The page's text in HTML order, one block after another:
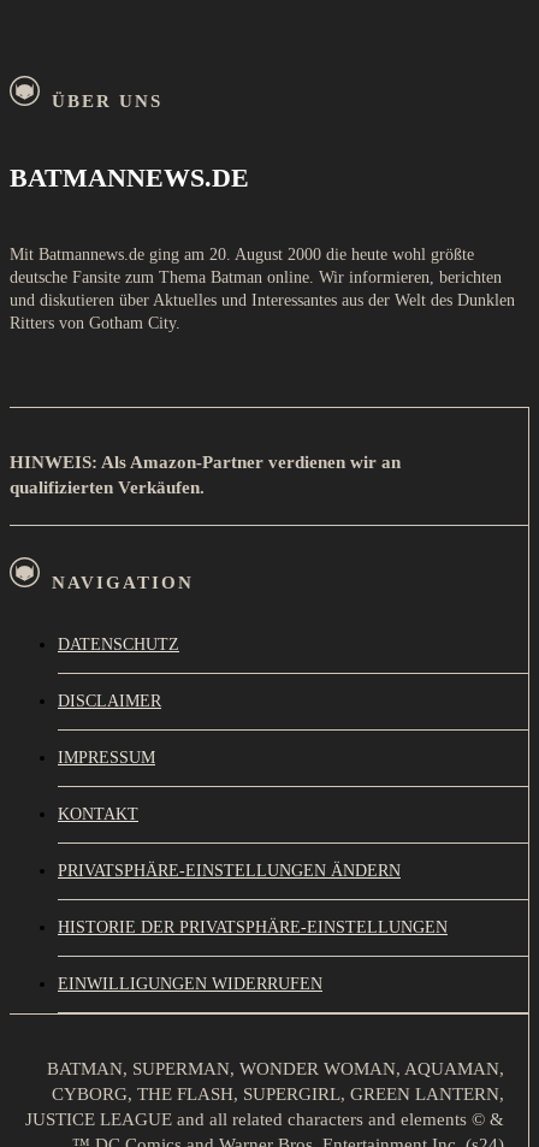
ÜBER UNS
BATMANNEWS.DE
Mit Batmannews.de ging am 20. August 2000 die heute wohl größte
deutsche Fansite zum Thema Batman online. Wir informieren, berichten
und diskutieren über Aktuelles und Interessantes aus der Welt des Dunklen
Ritters von Gotham City.
HINWEIS: Als Amazon-Partner verdienen wir an
qualifizierten Verkäufen.
NAVIGATION
DATENSCHUTZ
DISCLAIMER
IMPRESSUM
KONTAKT
PRIVATSPHÄRE-EINSTELLUNGEN ÄNDERN
HISTORIE DER PRIVATSPHÄRE-EINSTELLUNGEN
EINWILLIGUNGEN WIDERRUFEN
BATMAN, SUPERMAN, WONDER WOMAN, AQUAMAN,
CYBORG, THE FLASH, SUPERGIRL, GREEN LANTERN,
JUSTICE LEAGUE and all related characters and elements © &